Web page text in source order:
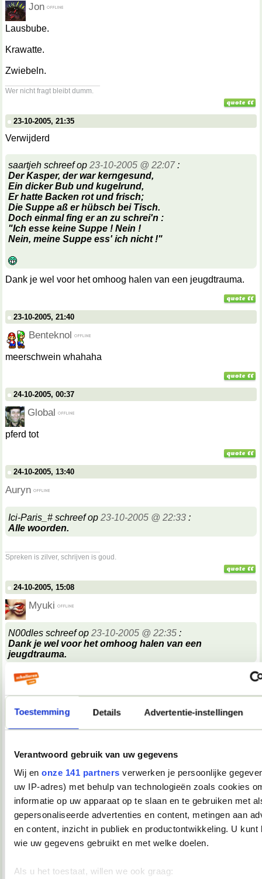
Toestemming Details Advertentie-instellingen
Verantwoord gebruik van uw gegevens
Wij en onze 141 partners verwerken je persoonlijke
uw IP-adres) met behulp van technologieën zoals cookies
informatie op uw apparaat op te slaan en te gebruiken met
gepersonaliseerde advertenties en content, metingen aan
en content, inzicht in publiek en productontwikkeling. U kunt
wie uw gegevens gebruikt en met welke doelen.
Als u het toestaat, willen we ook graag:
Jon
Lausbube.
Krawatte.
Zwiebeln.
Wer nicht fragt bleibt dumm.
23-10-2005, 21:35
Verwijderd
saartjeh schreef op 23-10-2005 @ 22:07:
Der Kasper, der war kerngesund,
Ein dicker Bub und kugelrund,
Er hatte Backen rot und frisch;
Die Suppe aß er hübsch bei Tisch.
Doch einmal fing er an zu schrei'n :
"Ich esse keine Suppe ! Nein !
Nein, meine Suppe ess' ich nicht !"
Dank je wel voor het omhoog halen van een jeugdtrauma.
23-10-2005, 21:40
Benteknol
meerschwein whahaha
24-10-2005, 00:37
Global
pferd tot
24-10-2005, 13:40
Auryn
Ici-Paris_# schreef op 23-10-2005 @ 22:33 :
Alle woorden.
Spreken is zilver, schrijven is goud.
24-10-2005, 15:08
Myuki
N00dles schreef op 23-10-2005 @ 22:35 :
Dank je wel voor het omhoog halen van een
jeugdtrauma.
hij gaat dood
__________________
To eu zèn
24-10-2005, 15:27
Verwijderd
Faulpelz (=luilak
24-10-2005, 15:45
poetic_tragedy
t leek op kaiserschwanz en was een duitse pannenkoek...